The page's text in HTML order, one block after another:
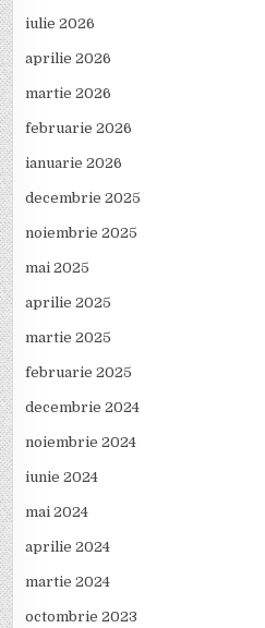
iulie 2026
aprilie 2026
martie 2026
februarie 2026
ianuarie 2026
decembrie 2025
noiembrie 2025
mai 2025
aprilie 2025
martie 2025
februarie 2025
decembrie 2024
noiembrie 2024
iunie 2024
mai 2024
aprilie 2024
martie 2024
octombrie 2023